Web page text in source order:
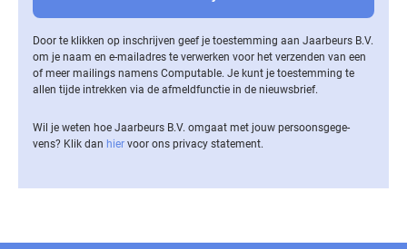
Door te klikken op inschrijven geef je toestemming aan Jaarbeurs B.V.
om je naam en e-mailadres te verwerken voor het verzenden van een
of meer mailings namens Computable. Je kunt je toestemming te
allen tijde intrekken via de af­meld­func­tie in de nieuwsbrief.
Wil je weten hoe Jaarbeurs B.V. omgaat met jouw per­soons­ge­ge­
vens? Klik dan hier voor ons privacy statement.